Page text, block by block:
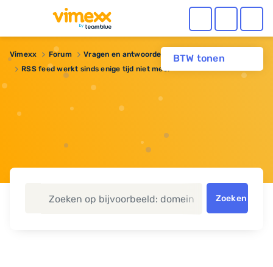
BTW tonen
Vimexx Forum
Vragen en antwoorden
RSS feed werkt sinds enige tijd niet meer
Zoeken